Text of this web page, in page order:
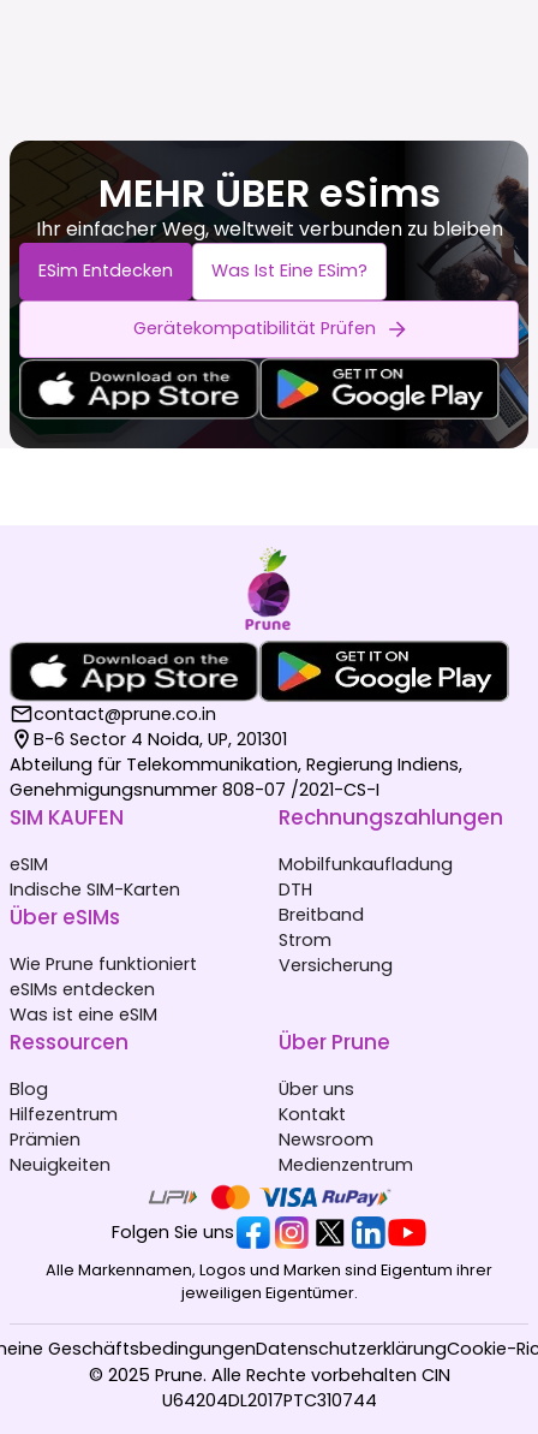
MEHR ÜBER eSims
Ihr einfacher Weg, weltweit verbunden zu bleiben
ESim Entdecken Was Ist Eine ESim?
Gerätekompatibilität Prüfen
contact@prune.co.in
B-6 Sector 4 Noida, UP, 201301
Abteilung für Telekommunikation, Regierung Indiens,
Genehmigungsnummer 808-07 /2021-CS-I
SIM KAUFEN
eSIM
Indische SIM-Karten
Über eSIMs
Wie Prune funktioniert
eSIMs entdecken
Was ist eine eSIM
Rechnungszahlungen
Mobilfunkaufladung
DTH
Breitband
Strom
Versicherung
Ressourcen
Blog
Hilfezentrum
Prämien
Neuigkeiten
Über Prune
Über uns
Kontakt
Newsroom
Medienzentrum
Folgen Sie uns
Alle Markennamen, Logos und Marken sind Eigentum ihrer
jeweiligen Eigentümer.
© 2025 Prune. Alle Rechte vorbehalten CIN
U64204DL2017PTC310744
GeschäftsbedingungenDatenschutzerklärungCookie-